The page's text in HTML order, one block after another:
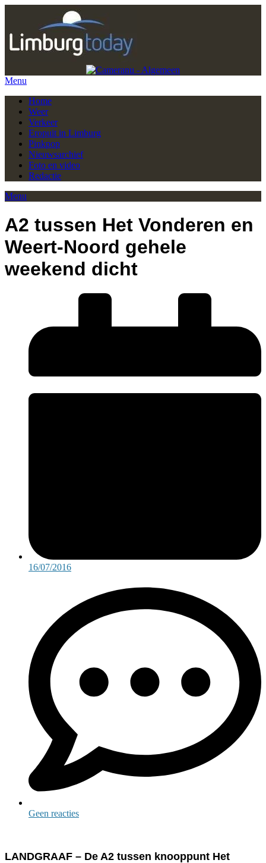
Menu
Home
Weer
Verkeer
Eropuit in Limburg
Pinkpop
Nieuwsarchief
Foto en video
Redactie
Menu
A2 tussen Het Vonderen en
Weert-Noord gehele
weekend dicht
16/07/2016
Geen reacties
LANDGRAAF – De A2 tussen knooppunt Het